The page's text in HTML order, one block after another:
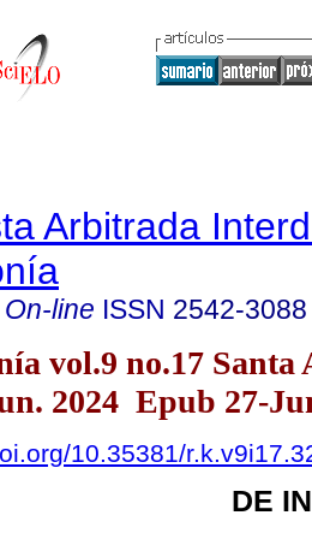
Arbitrada
line ISSN 2542-3088
vol.9 no.17 Santa
2024 Epub 27-
10.35381/
DE